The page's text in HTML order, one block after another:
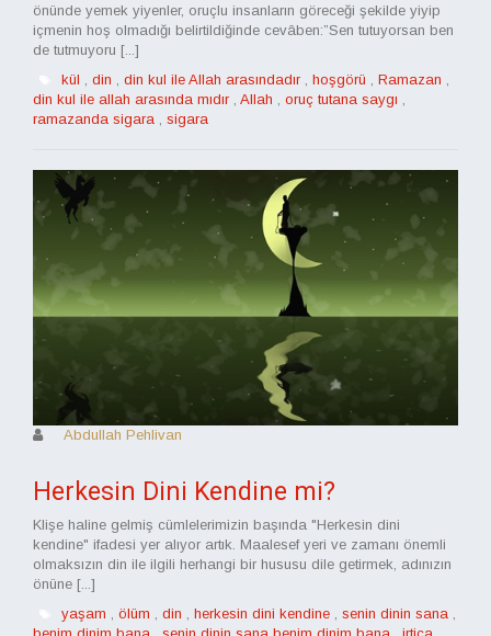
önünde yemek yiyenler, oruçlu insanların göreceği şekilde yiyip
içmenin hoş olmadığı belirtildiğinde cevâben:”Sen tutuyorsan ben
de tutmuyoru [...]
kül
din din kul ile Allah arasındadır, hoşgörü Ramazan
din kul ile allah arasında mıdır
Allah oruç tutana saygı
ramazanda sigara
sigara
Abdullah Pehlivan
Herkesin Dini Kendine mi?
Klişe haline gelmiş cümlelerimizin başında "Herkesin dini
kendine" ifadesi yer alıyor artık. Maalesef yeri ve zamanı önemli
olmaksızın din ile ilgili herhangi bir hususu dile getirmek, adınızın
önüne [...]
yaşam
ölüm din herkesin dini kendine, senin dinin sana